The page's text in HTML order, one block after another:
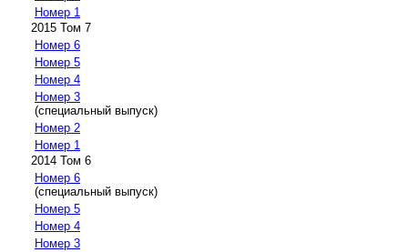
Номер 1
2015 Том 7
Номер 6
Номер 5
Номер 4
Номер 3
(специальный выпуск)
Номер 2
Номер 1
2014 Том 6
Номер 6
(специальный выпуск)
Номер 5
Номер 4
Номер 3